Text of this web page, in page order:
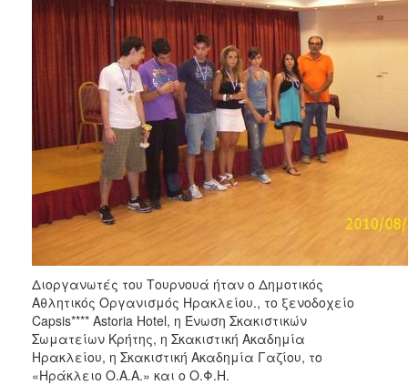
2011
2006
ΠΟΛΙΤΙΣΜΟΣ
ΑΝΘΕΚΤΙΚΗ
ΠΟΛΗΔιοργανωτές του Τουρνουά ήταν ο Δημοτικός
Αθλητικός Οργανισμός Ηρακλείου., το ξενοδοχείο
Capsis**** Astoria Hotel, η Ένωση Σκακιστικών
Σωματείων Κρήτης, η Σκακιστική Ακαδημία
Ηρακλείου, η Σκακιστική Ακαδημία Γαζίου, το
«Ηράκλειο Ο.Α.Α.» και ο Ο.Φ.Η.